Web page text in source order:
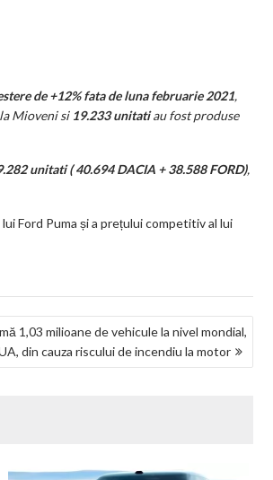
de +12% fata de luna februarie 2021,
Mioveni si 19.233 unitatiau fost produse
unitati ( 40.694 DACIA + 38.588 FORD),
Ford Puma și a prețului competitiv al lui
1,03 milioane de vehicule la nivel mondial,
din cauza riscului de incendiu la motor